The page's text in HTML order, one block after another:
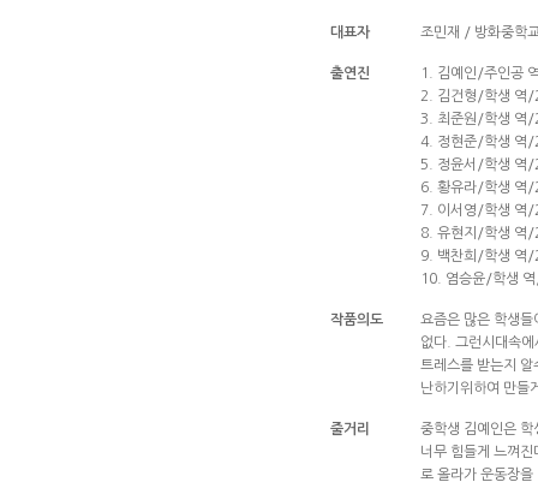
대표자 조민재 / 방화중학
출연진
1. 김예인/주인공
2. 김건형/학생 역
3. 최준원/학생 역
4. 정현준/학생 역
5. 정윤서/학생 역
6. 황유라/학생 역
7. 이서영/학생 역
8. 유현지/학생 역
9. 백찬희/학생 역
10. 염승윤/학생
작품의도
요즘은 많은 학생들
없다. 그런시대속
트레스를 받는지 알
난하기위하여 만들
줄거리
중학생 김예인은 학
너무 힘들게 느껴
로 올라가 운동장